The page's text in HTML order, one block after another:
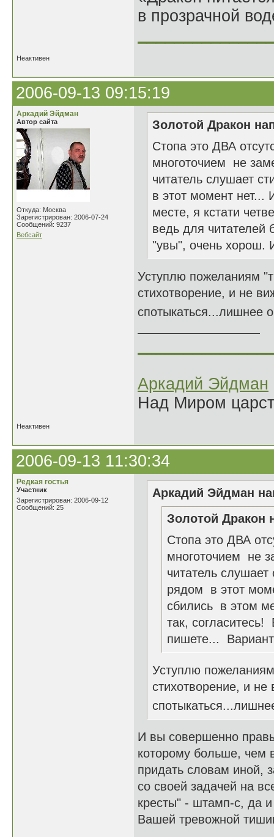
в прозрачной
Неактивен
2006-09-13 09:15:19
Аркадий Эйдман
Автор сайта
Откуда: Москва
Зарегистрирован: 2006-07-24
Сообщений: 9237
Вебсайт
Золотой Дракон
Стопа это ДВА
многоточием не
читатель слушает
в этот момент нет...
месте, я кстати
ведь для
"увы", очень
Уступлю пожеланиям
стихотворение, и не
спотыкаться...лишнее
Аркадий Эйдман
Над Миром
Неактивен
2006-09-13 11:30:34
Редкая гостья
Участник
Зарегистрирован: 2006-09-12
Сообщений: 25
Аркадий Эйдман
Золотой Дракон
Стопа это ДВА
многоточием не
читатель
рядом в этот
сбились в этом
так,
пишете...
Уступлю
стихотворение, и
И вы совершенно
которому больше, чем
придать словам иной,
со своей задачей на
кресты" - штамп-с, да
Вашей тревожной